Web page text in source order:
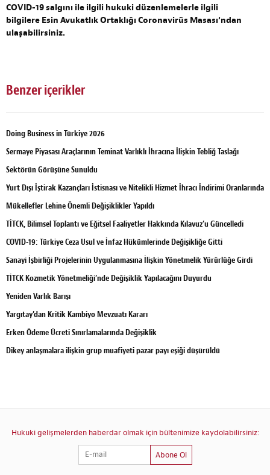
COVID-19 salgını ile ilgili hukuki düzenlemelerle ilgili
bilgilere Esin Avukatlık Ortaklığı Coronavirüs Masası‘ndan
ulaşabilirsiniz.
Benzer içerikler
Doing Business in Türkiye 2026
Sermaye Piyasası Araçlarının Teminat Varlıklı İhracına İlişkin Tebliğ Taslağı
Sektörün Görüşüne Sunuldu
Yurt Dışı İştirak Kazançları İstisnası ve Nitelikli Hizmet İhracı İndirimi Oranlarında
Mükellefler Lehine Önemli Değişiklikler Yapıldı
TİTCK, Bilimsel Toplantı ve Eğitsel Faaliyetler Hakkında Kılavuz’u Güncelledi
COVID-19: Türkiye Ceza Usul ve İnfaz Hükümlerinde Değişikliğe Gitti
Sanayi İşbirliği Projelerinin Uygulanmasına İlişkin Yönetmelik Yürürlüğe Girdi
TİTCK Kozmetik Yönetmeliği’nde Değişiklik Yapılacağını Duyurdu
Yeniden Varlık Barışı
Yargıtay’dan Kritik Kambiyo Mevzuatı Kararı
Erken Ödeme Ücreti Sınırlamalarında Değişiklik
Dikey anlaşmalara ilişkin grup muafiyeti pazar payı eşiği düşürüldü
Hukuki gelişmelerden haberdar olmak için bültenimize kaydolabilirsiniz:
Abone Ol